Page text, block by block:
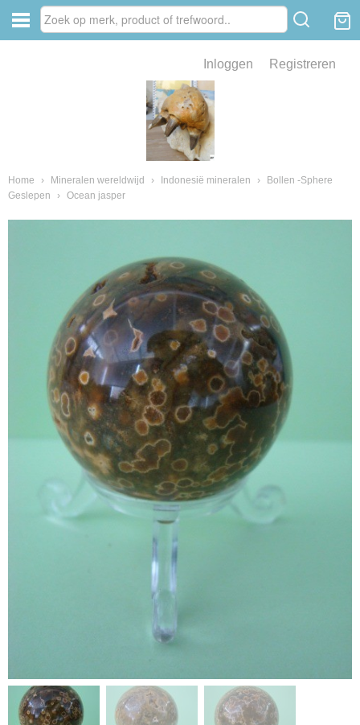
Inloggen Registreren
Home › Mineralen wereldwijd › Indonesië mineralen ›
Bollen -Sphere
Geslepen
› Ocean jasper
van fossielen en mineralen